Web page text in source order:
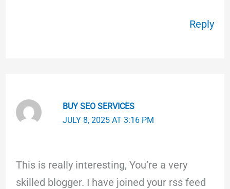
Reply
BUY SEO SERVICES
JULY 8, 2025 AT 3:16 PM
This is really interesting, You’re a very
skilled blogger. I have joined your rss feed